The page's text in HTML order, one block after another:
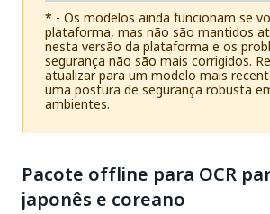
* - Os modelos ainda funcionam se
plataforma, mas não são mantidos
nesta versão da plataforma e os
segurança não são mais corrigidos.
atualizar para um modelo mais
uma postura de segurança robusta
ambientes.
Pacote offline para OCR
japonês e coreano